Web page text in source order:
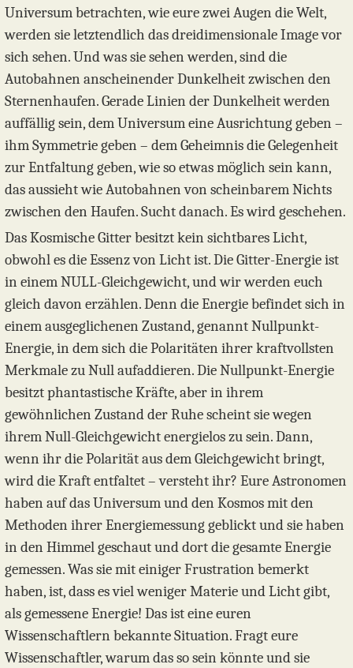
Universum betrachten, wie eure zwei Augen die Welt,
werden sie letztendlich das dreidimensionale Image vor
sich sehen. Und was sie sehen werden, sind die
Autobahnen anscheinender Dunkelheit zwischen den
Sternenhaufen. Gerade Linien der Dunkelheit werden
auffällig sein, dem Universum eine Ausrichtung geben –
ihm Symmetrie geben – dem Geheimnis die Gelegenheit
zur Entfaltung geben, wie so etwas möglich sein kann,
das aussieht wie Autobahnen von scheinbarem Nichts
zwischen den Haufen. Sucht danach. Es wird geschehen.
Das Kosmische Gitter besitzt kein sichtbares Licht,
obwohl es die Essenz von Licht ist. Die Gitter-Energie ist
in einem NULL-Gleichgewicht, und wir werden euch
gleich davon erzählen. Denn die Energie befindet sich in
einem ausgeglichenen Zustand, genannt Nullpunkt-
Energie, in dem sich die Polaritäten ihrer kraftvollsten
Merkmale zu Null aufaddieren. Die Nullpunkt-Energie
besitzt phantastische Kräfte, aber in ihrem
gewöhnlichen Zustand der Ruhe scheint sie wegen
ihrem Null-Gleichgewicht energielos zu sein. Dann,
wenn ihr die Polarität aus dem Gleichgewicht bringt,
wird die Kraft entfaltet – versteht ihr? Eure Astronomen
haben auf das Universum und den Kosmos mit den
Methoden ihrer Energiemessung geblickt und sie haben
in den Himmel geschaut und dort die gesamte Energie
gemessen. Was sie mit einiger Frustration bemerkt
haben, ist, dass es viel weniger Materie und Licht gibt,
als gemessene Energie! Das ist eine euren
Wissenschaftlern bekannte Situation. Fragt eure
Wissenschaftler, warum das so sein könnte und sie